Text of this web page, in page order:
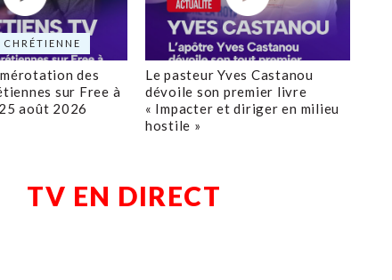
des
sur Free à
août 2026
Le pasteur Yves Castanou
dévoile son premier livre
« Impacter et diriger en milieu
hostile »
TV EN DIRECT